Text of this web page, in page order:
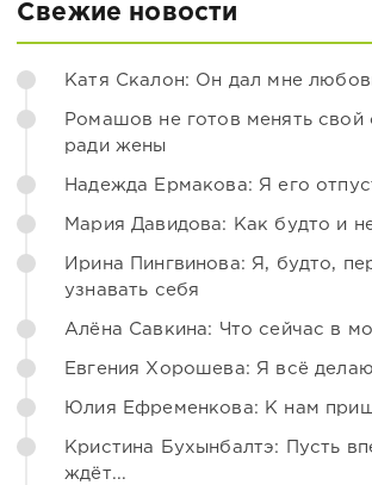
Свежие новости
Катя Скалон: Он дал мне
Ромашов не готов менять свой
ради жены
Надежда Ермакова: Я его
Мария Давидова: Как будто и
Ирина Пингвинова: Я, будто,
узнавать себя
Алёна Савкина: Что сейчас в
Евгения Хорошева: Я всё
Юлия Ефременкова: К нам
Кристина Бухынбалтэ: Пусть
ждёт...